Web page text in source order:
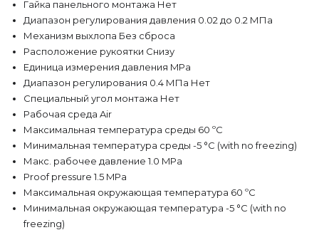
Гайка панельного монтажа Нет
Диапазон регулирования давления 0.02 до 0.2 МПа
Механизм выхлопа Без сброса
Расположение рукоятки Снизу
Единица измерения давления MPa
Диапазон регулирования 0.4 МПа Нет
Специальный угол монтажа Нет
Рабочая среда Air
Максимальная температура среды 60 ºC
Минимальная температура среды -5 °C (with no freezing)
Макс. рабочее давление 1.0 MPa
Proof pressure 1.5 MPa
Максимальная окружающая температура 60 ºC
Минимальная окружающая температура -5 °C (with no
freezing)